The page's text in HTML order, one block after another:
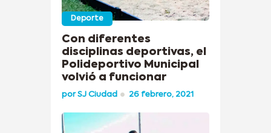
Deporte
Con diferentes
disciplinas deportivas, el
Polideportivo Municipal
volvió a funcionar
porSJ Ciudad 26 febrero, 2021